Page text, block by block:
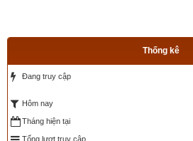
Thầy Uri – Chuyên
Nguồn tin:Tổng hợp từ sách,
Đang truy cập